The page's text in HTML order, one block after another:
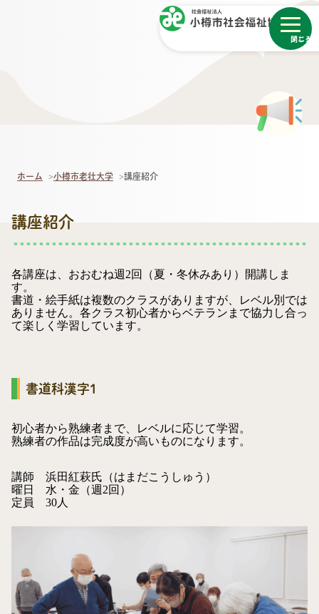
メニュー
閉じる
ホーム 小樽市老壮大学 講座紹介
講座紹介
各講座は、おおむね週2回（夏・冬休みあり）開講しま
す。
書道・絵手紙は複数のクラスがありますが、レベル別では
ありません。各クラス初心者からベテランまで協力し合っ
て楽しく学習しています。
書道科漢字1
初心者から熟練者まで、レベルに応じて学習。
熟練者の作品は完成度が高いものになります。
講師
浜田紅萩氏（はまだこうしゅう）
曜日
水・金（週2回）
定員
30人